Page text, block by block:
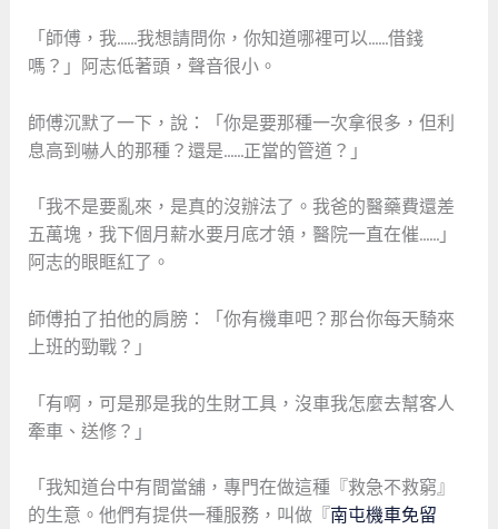
「師傅，我……我想請問你，你知道哪裡可以……借錢
嗎？」阿志低著頭，聲音很小。
師傅沉默了一下，說：「你是要那種一次拿很多，但利
息高到嚇人的那種？還是……正當的管道？」
「我不是要亂來，是真的沒辦法了。我爸的醫藥費還差
五萬塊，我下個月薪水要月底才領，醫院一直在催……」
阿志的眼眶紅了。
師傅拍了拍他的肩膀：「你有機車吧？那台你每天騎來
上班的勁戰？」
「有啊，可是那是我的生財工具，沒車我怎麼去幫客人
牽車、送修？」
「我知道台中有間當舖，專門在做這種『救急不救窮』
的生意。他們有提供一種服務，叫做『南屯機車免留